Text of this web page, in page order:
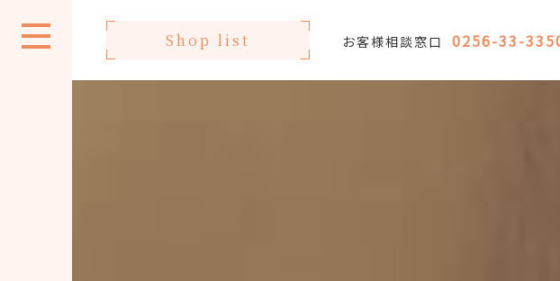
Shop list お客様相談窓口 0256-33-